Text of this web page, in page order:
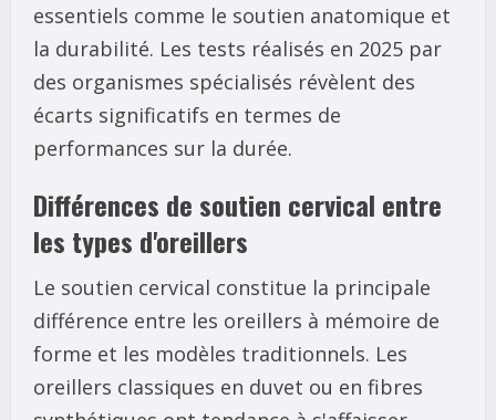
essentiels comme le soutien anatomique et
la durabilité. Les tests réalisés en 2025 par
des organismes spécialisés révèlent des
écarts significatifs en termes de
performances sur la durée.
Différences de soutien cervical entre
les types d'oreillers
Le soutien cervical constitue la principale
différence entre les oreillers à mémoire de
forme et les modèles traditionnels. Les
oreillers classiques en duvet ou en fibres